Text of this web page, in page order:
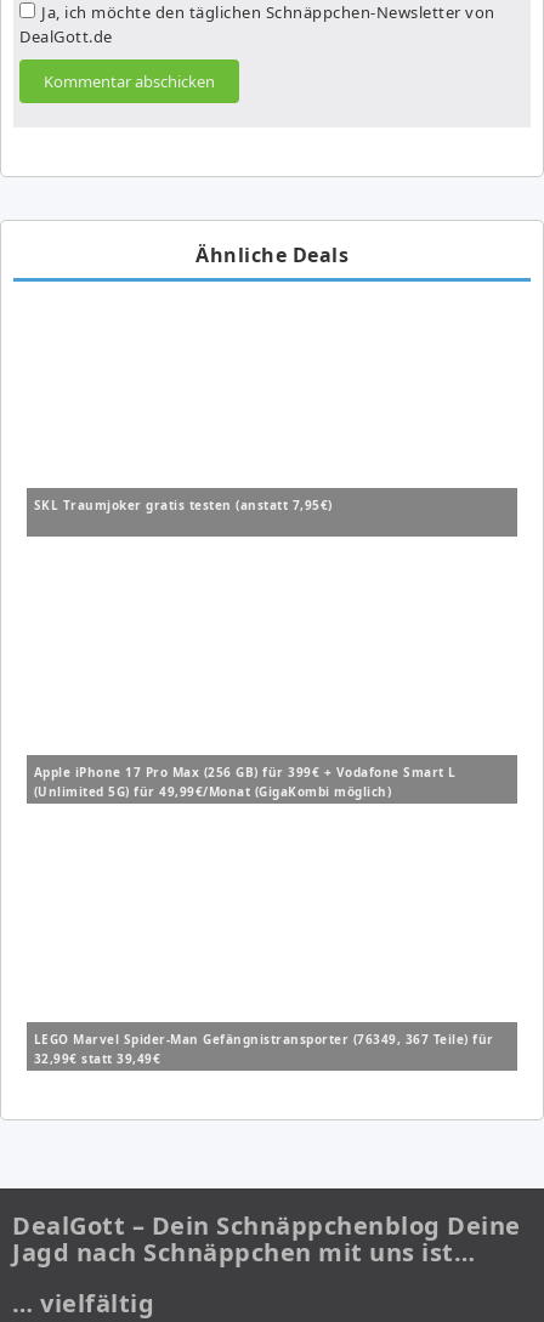
Ja, ich möchte den täglichen Schnäppchen-Newsletter von
DealGott.de
Ähnliche Deals
SKL Traumjoker gratis testen (anstatt 7,95€)
Apple iPhone 17 Pro Max (256 GB) für 399€ + Vodafone Smart L
(Unlimited 5G) für 49,99€/Monat (GigaKombi möglich)
LEGO Marvel Spider-Man Gefängnistransporter (76349, 367 Teile) für
32,99€ statt 39,49€
DealGott – Dein Schnäppchenblog Deine
Jagd nach Schnäppchen mit uns ist…
… vielfältig